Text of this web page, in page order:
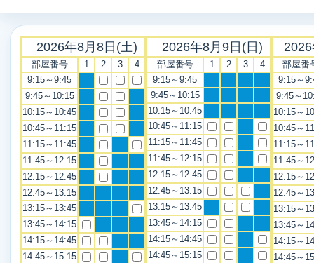
2026年8月8日(土)
部屋番号 1 2 3
4
9:15～9:45
9:45～10:15
10:15～10:45
10:45～11:15
11:15～11:45
11:45～12:15
12:15～12:45
12:45～13:15
13:15～13:45
13:45～14:15
14:15～14:45
14:45～15:15
2026年8月9日(日)
部屋番号 1 2 3
4
9:15～9:45
9:45～10:15
10:15～10:45
10:45～11:15
11:15～11:45
11:45～12:15
12:15～12:45
12:45～13:15
13:15～13:45
13:45～14:15
14:15～14:45
14:45～15:15
部屋番
9:15～
9:45～
10:15～
10:45～
11:15～
11:45～
12:15～
12:45～
13:15～
13:45～
14:15～
14:45～